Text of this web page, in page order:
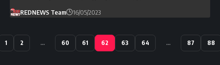
REDNEWS Team 16/05/2023
1 2 … 60 61 62 63 64 … 87 88